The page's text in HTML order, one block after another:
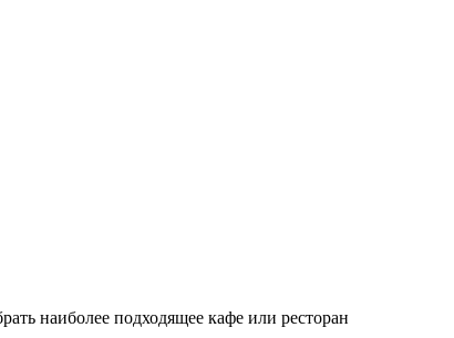
наиболее подходящее кафе или ресторан